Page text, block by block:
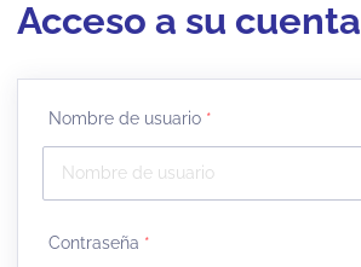
Acceso a su cuenta
Nombre de usuario *
Contraseña *